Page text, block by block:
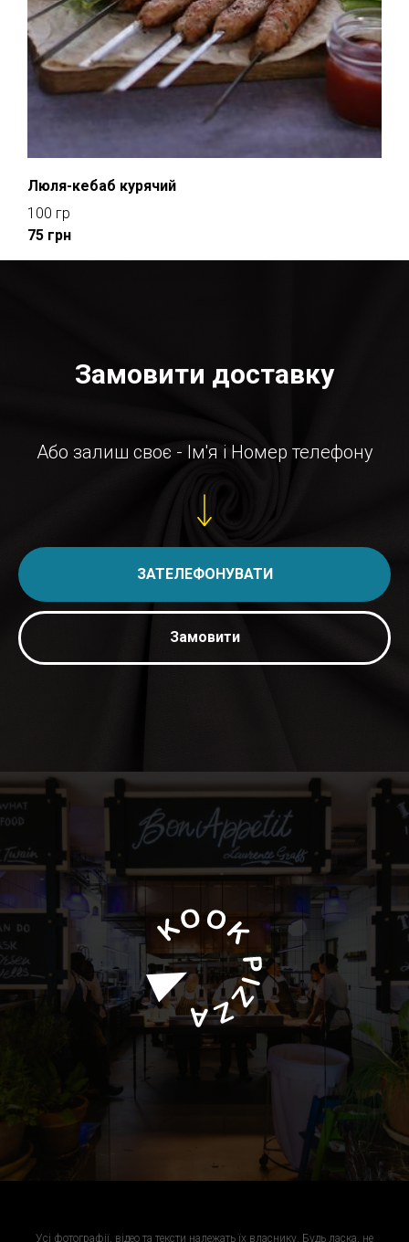
Люля-кебаб курячий
100 гр
75 грн
Замовити доставку
Або залиш своє - Ім'я і Номер телефону
ЗАТЕЛЕФОНУВАТИ
Замовити
Усі фотографії, відео та тексти належать їх власнику. Будь ласка, не